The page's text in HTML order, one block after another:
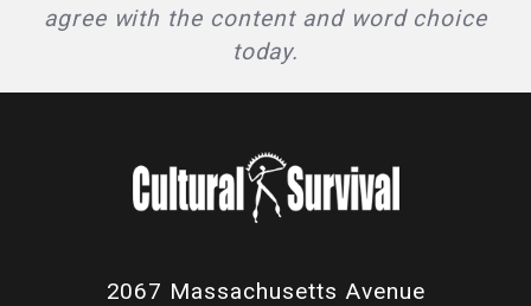
agree with the content and word choice
today.
2067 Massachusetts Avenue